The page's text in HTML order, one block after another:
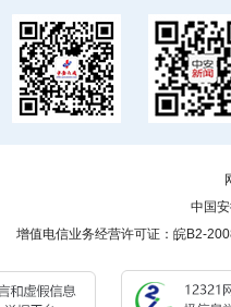
中国
增值电信业务经营许可证：皖B2-